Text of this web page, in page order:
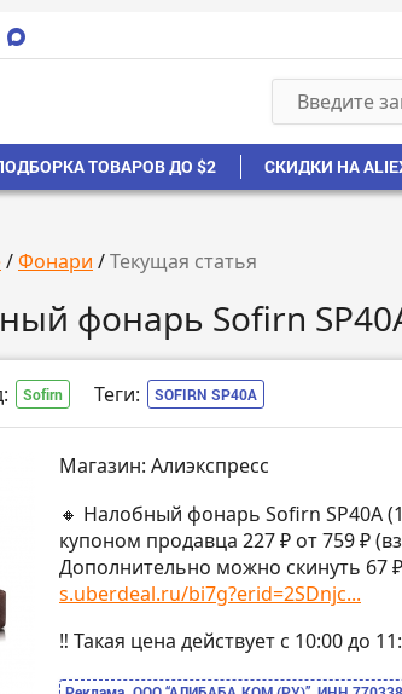
ТОВАРОВ ДО $2 СКИДКИ НА
/Фонари /Текущая статья
фонарь Sofirn
Sofirn Теги: SOFIRN SP40A
Магазин: Алиэкспресс
🔸 Налобный фонарь Sofirn SP40A
купоном продавца 227 ₽ от 759 ₽
Дополнительно можно скинуть 67
s.uberdeal.ru/bi7g?erid=2SDnjc...
‼️ Такая цена действует с 10:00 до